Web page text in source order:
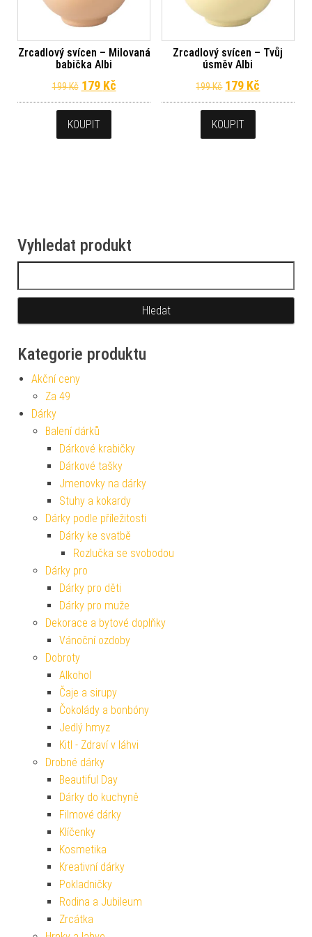
Zrcadlový svícen – Milovaná
babička Albi
199Kč Původní cena byla: 199 Kč.
179 KčAktuální cena je: 179 Kč.
KOUPIT
Zrcadlový svícen – Tvůj
úsměv Albi
199Kč Původní cena
179 Kč
KOUPIT
Vyhledat produkt
Kategorie produktu
Akční ceny
Za 49
Dárky
Balení dárků
Dárkové krabičky
Dárkové tašky
Jmenovky na dárky
Stuhy a kokardy
Dárky podle příležitosti
Dárky ke svatbě
Rozlučka se svobodou
Dárky pro
Dárky pro děti
Dárky pro muže
Dekorace a bytové doplňky
Vánoční ozdoby
Dobroty
Alkohol
Čaje a sirupy
Čokolády a bonbóny
Jedlý hmyz
Kitl - Zdraví v láhvi
Drobné dárky
Beautiful Day
Dárky do kuchyně
Filmové dárky
Klíčenky
Kosmetika
Kreativní dárky
Pokladničky
Rodina a Jubileum
Zrcátka